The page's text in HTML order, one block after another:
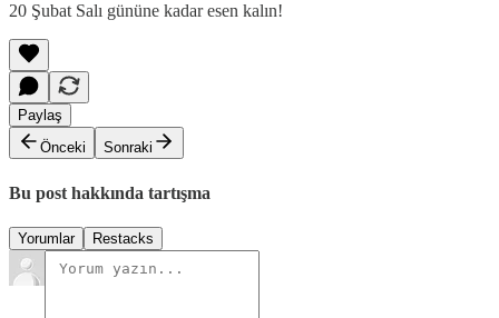
20 Şubat Salı gününe kadar esen kalın!
Paylaş
Önceki
Sonraki
Bu post hakkında tartışma
Yorumlar Restacks